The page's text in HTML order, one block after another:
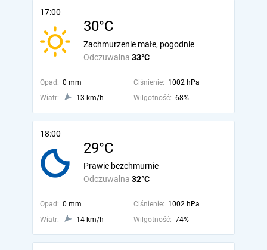
17:00
30°C
Odczuwalna 33°C
Zachmurzenie małe, pogodnie
Opad: 0 mm Ciśnienie: 1002 hPa
Wiatr:
13 km/h Wilgotność: 68%
18:00
29°C
Odczuwalna 32°C
Prawie bezchmurnie
Opad: 0 mm Ciśnienie: 1002 hPa
Wiatr:
14 km/h Wilgotność: 74%